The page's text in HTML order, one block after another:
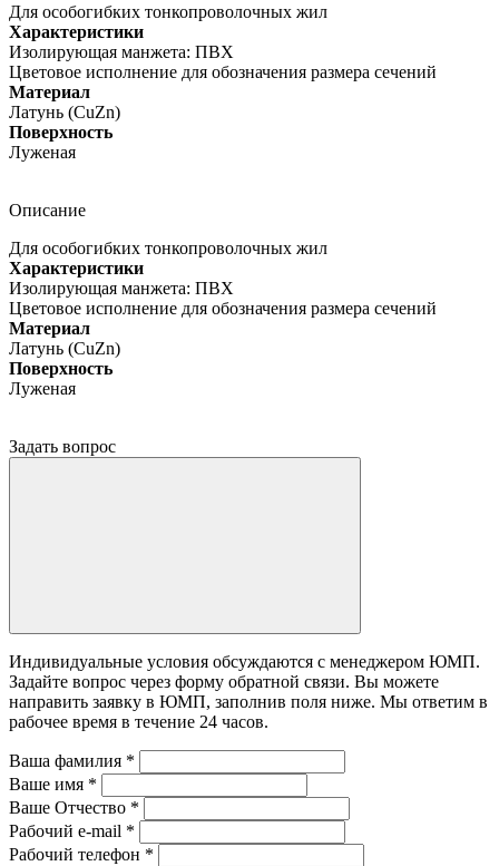
Для особогибких тонкопроволочных жил
Характеристики
Изолирующая манжета: ПВХ
Цветовое исполнение для обозначения размера сечений
Материал
Латунь (CuZn)
Поверхность
Луженая
Описание
Для особогибких тонкопроволочных жил
Характеристики
Изолирующая манжета: ПВХ
Цветовое исполнение для обозначения размера сечений
Материал
Латунь (CuZn)
Поверхность
Луженая
Задать вопрос
Индивидуальные условия обсуждаются с менеджером ЮМП.
Задайте вопрос через форму обратной связи. Вы можете
направить заявку в ЮМП, заполнив поля ниже. Mы ответим в
рабочее время в течение 24 часов.
Ваша фамилия *
Ваше имя *
Ваше Отчество *
Рабочий e-mail *
Рабочий телефон *